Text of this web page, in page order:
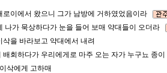
로이에서 왔으니 그가 남방에 거하였었음이라
나가 묵상하다가 눈을 들어 보매 약대들이 오더라
삭을 바라보고 약대에서 내려
배회하다가 우리에게로 마주 오는 자가 누구뇨
삭에게 고하매